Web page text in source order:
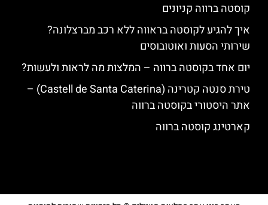
קוסטה ברווה קניונים
איך להגיע לקוסטה בראווה ללא רכב מברצלונה?
שירותי הסעות ואוטובוסים
יום אחד בקוסטה ברווה – המלצות מה לראות ולעשות?
טירת סנטה קטרינה (Castell de Santa Caterina) –
אתר היסטורי בקוסטה ברווה
קארטינג קוסטה ברווה